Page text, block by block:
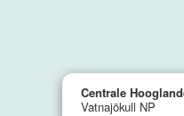
Centrale
Vatnajökull NP